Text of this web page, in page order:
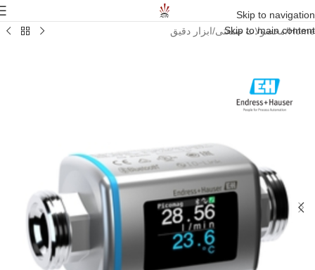
Skip to navigation
Skip to main content
Home
/محصولات صنعتی/ابزار دقیق